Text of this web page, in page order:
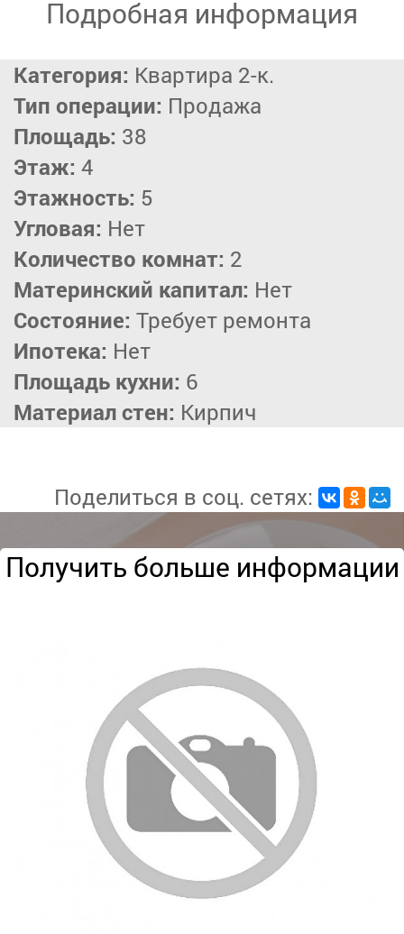
Подробная информация
Категория: Квартира 2-к.
Тип операции: Продажа
Площадь: 38
Этаж: 4
Этажность: 5
Угловая: Нет
Количество комнат: 2
Материнский капитал: Нет
Состояние: Требует ремонта
Ипотека: Нет
Площадь кухни: 6
Материал стен: Кирпич
Поделиться в соц. сетях:
Получить больше информации